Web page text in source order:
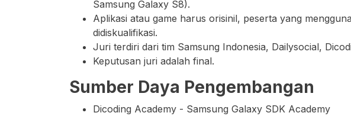
Samsung Galaxy S8).
Aplikasi atau game harus orisinil, peserta yang
didiskualifikasi.
Juri terdiri dari tim Samsung Indonesia, Dailysocial,
Keputusan juri adalah final.
Sumber Daya Pengembangan
Dicoding Academy - Samsung Galaxy SDK Academy